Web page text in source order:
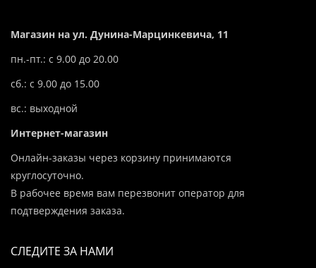
Магазин на ул. Дунина-Марцинкевича, 11
пн.-пт.: с 9.00 до 20.00
сб.: с 9.00 до 15.00
вс.: выходной
Интернет-магазин
Онлайн-заказы через корзину принимаются
круглосуточно.
В рабочее время вам перезвонит оператор для
подтверждения заказа.
СЛЕДИТЕ ЗА НАМИ